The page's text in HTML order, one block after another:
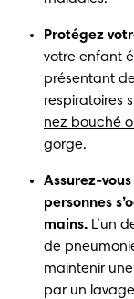
Protégez
votre enfant
présentant
nez bouché
gorge.
Assurez-
personnes
mains. L’un
de
maintenir
par un